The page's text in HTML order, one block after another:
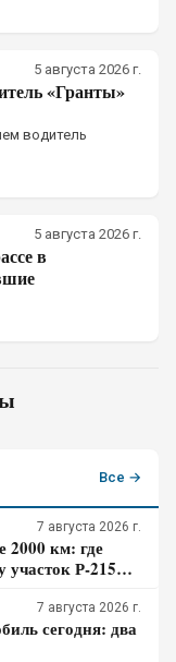
5 августа 2026 г.
«Гранты»
водитель
5 августа 2026 г.
в
Все →
7 августа 2026 г.
2000 км: где
участок Р-215
7 августа 2026 г.
сегодня: два